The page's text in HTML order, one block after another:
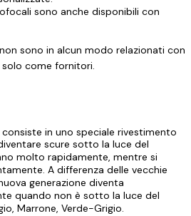
sono anche disponibili con
sono in alcun modo relazionati con
solo come fornitori.
consiste in uno speciale rivestimento
scure sotto la luce del
molto rapidamente, mentre si
A differenza delle vecchie
generazione diventa
quando non è sotto la luce del
Marrone, Verde-Grigio.